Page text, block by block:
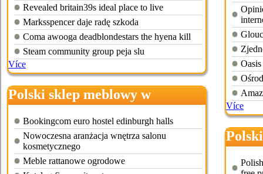
Revealed britain39s ideal place to live
Marksspencer daje radę szkoda
Coma awooga deadblondestars the hyena kill
Steam community group peja slu
Více
Polski sklep meblowy w
edynburgu
Bookingcom euro hostel edinburgh halls
Nowoczesna aranżacja wnętrza salonu
kosmetycznego
Meble rattanowe ogrodowe
Více